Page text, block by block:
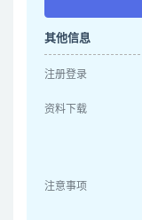
其他信息
注册登录
资料下载
注意事项